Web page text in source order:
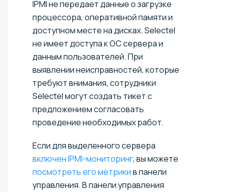
IPMI не передает данные о загрузке
процессора, оперативной памяти и
доступном месте на дисках. Selectel
не имеет доступа к ОС сервера и
данным пользователей. При
выявлении неисправностей, которые
требуют внимания, сотрудники
Selectel могут создать тикет с
предложением согласовать
проведение необходимых работ.
Если для выделенного сервера
включен IPMI-мониторинг, вы можете
посмотреть его метрикив панели
управления. В панели управления